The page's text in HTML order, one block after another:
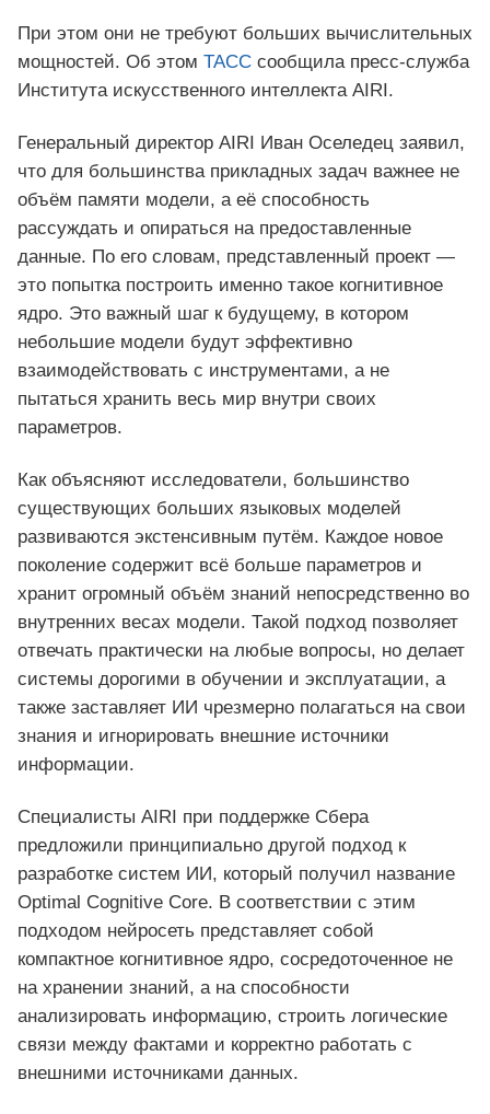
При этом они не требуют больших вычислительных
мощностей. Об этом ТАСС сообщила пресс‑служба
Института искусственного интеллекта AIRI.
Генеральный директор AIRI Иван Оселедец заявил,
что для большинства прикладных задач важнее не
объём памяти модели, а её способность
рассуждать и опираться на предоставленные
данные. По его словам, представленный проект —
это попытка построить именно такое когнитивное
ядро. Это важный шаг к будущему, в котором
небольшие модели будут эффективно
взаимодействовать с инструментами, а не
пытаться хранить весь мир внутри своих
параметров.
Как объясняют исследователи, большинство
существующих больших языковых моделей
развиваются экстенсивным путём. Каждое новое
поколение содержит всё больше параметров и
хранит огромный объём знаний непосредственно во
внутренних весах модели. Такой подход позволяет
отвечать практически на любые вопросы, но делает
системы дорогими в обучении и эксплуатации, а
также заставляет ИИ чрезмерно полагаться на свои
знания и игнорировать внешние источники
информации.
Специалисты AIRI при поддержке Сбера
предложили принципиально другой подход к
разработке систем ИИ, который получил название
Optimal Cognitive Core. В соответствии с этим
подходом нейросеть представляет собой
компактное когнитивное ядро, сосредоточенное не
на хранении знаний, а на способности
анализировать информацию, строить логические
связи между фактами и корректно работать с
внешними источниками данных.